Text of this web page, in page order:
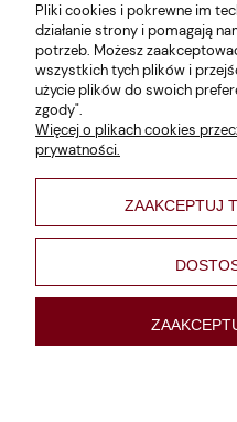
Dane firmy
Jak szukać?
Polityka prywatności
Regulamin
Poltyka cookies
varsaviana
Nowości
Pliki cookies i pokrewne im
działanie strony i pomagają
potrzeb. Możesz
wszystkich tych plików i
użycie plików do swoich
zgody".
Więcej o plikach cookies
prywatności.
ZAAKCEPTUJ